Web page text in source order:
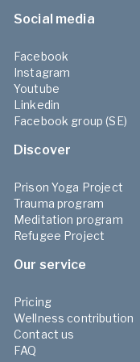
Social media
Facebook
Instagram
Youtube
Linkedin
Facebook group (SE)
Discover
Prison Yoga Project
Trauma program
Meditation program
Refugee Project
Our service
Pricing
Wellness contribution
Contact us
FAQ